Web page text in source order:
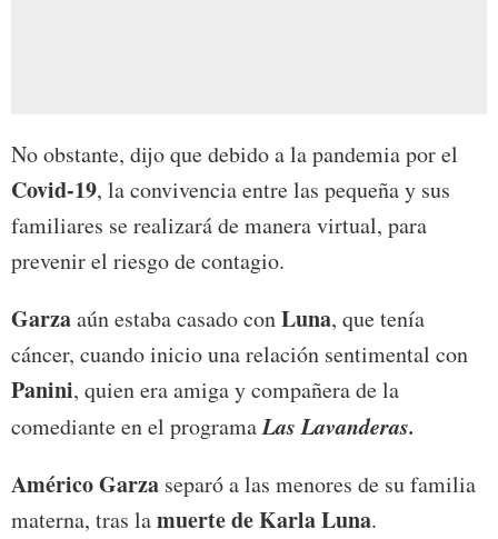
No obstante, dijo que debido a la pandemia por el
Covid-19, la convivencia entre las pequeña y sus
familiares se realizará de manera virtual, para
prevenir el riesgo de contagio.
Garzaaún estaba casado conLuna, que tenía
cáncer, cuando inicio una relación sentimental con
Panini, quien era amiga y compañera de la
comediante en el programaLas Lavanderas.
Américo Garza separó a las menores de su familia
materna, tras lamuerte de Karla Luna.